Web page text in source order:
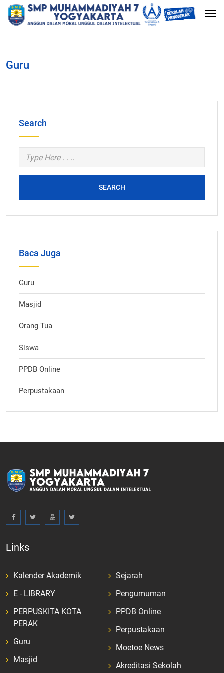
Guru
Search
SEARCH
Baca Juga
Guru
Masjid
Orang Tua
Siswa
PPDB Online
Perpustakaan
Links
Kalender Akademik
E - LIBRARY
PERPUSKITA KOTA
PERAK
Guru
Masjid
Sejarah
Pengumuman
PPDB Online
Perpustakaan
Moetoe News
Akreditasi Sekolah